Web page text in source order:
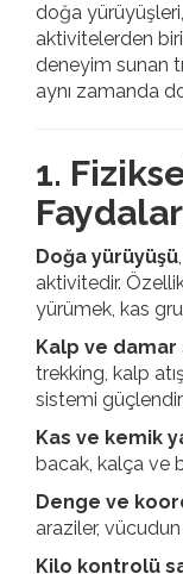
doğa
aktivitelerden
deneyim sunan
aynı zamanda
1.
Doğa yürüyüşü
aktivitedir.
yürümek, kas
Kalp ve damar
trekking, kalp
sistemi
Kas ve kemik
bacak, kalça ve
Denge ve
araziler, vücudun
Kilo kontrolü